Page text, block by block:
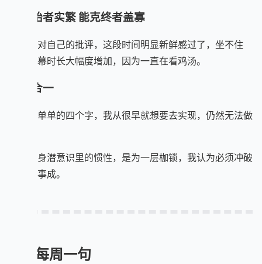
有善始者实繁 能克终者盖寡
这算是对自己的批评，这段时间明显新鲜感过了，坐不住
了。屏幕时长大幅度增加，因为一直在看鸡汤。
知行合一
这简简单单的四个字，我从很早就想要去实现，仍然无法做
来自自身潜意识里的惯性，是为一层枷锁，我认为必须冲破
它才能事成。
💫 每周一句